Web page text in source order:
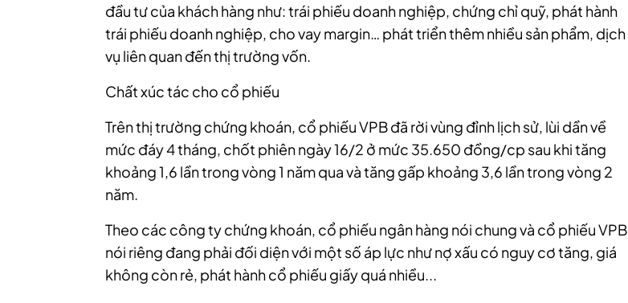
đầu tư của khách hàng như: trái phiếu doanh nghiệp, chứng chỉ quỹ, phát hành
trái phiếu doanh nghiệp, cho vay margin… phát triển thêm nhiều sản phẩm, dịch
vụ liên quan đến thị trường vốn.
Chất xúc tác cho cổ phiếu
Trên thị trường chứng khoán, cổ phiếu VPB đã rời vùng đỉnh lịch sử, lùi dần về
mức đáy 4 tháng, chốt phiên ngày 16/2 ở mức 35.650 đồng/cp sau khi tăng
khoảng 1,6 lần trong vòng 1 năm qua và tăng gấp khoảng 3,6 lần trong vòng 2
năm.
Theo các công ty chứng khoán, cổ phiếu ngân hàng nói chung và cổ phiếu VPB
nói riêng đang phải đối diện với một số áp lực như nợ xấu có nguy cơ tăng, giá
không còn rẻ, phát hành cổ phiếu giấy quá nhiều...